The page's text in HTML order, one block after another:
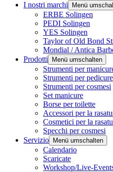
I nostri marchi
Menü
ERBE Solingen
PEDI Solingen
YES Solingen
Taylor of Old Bond
Mondial / Antica
Prodotti
Menü umschalten
Strumenti per
Strumenti per pedicure
Strumenti per cosmesi
Set manicure
Borse per toilette
Accessori per la
Cosmetici per la
Specchi per cosmesi
Servizio
Menü umschalten
Calendario
Scaricate
Workshop/Live-